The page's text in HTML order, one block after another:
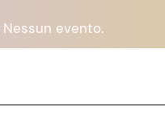
Nessun evento.